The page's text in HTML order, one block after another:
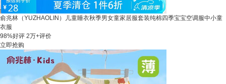
俞兆林（YUZHAOLIN）儿童睡衣秋季男女童家居服套装纯棉四季宝宝空调服中小童
衣服
98%好评 2万+评价
立即抢购